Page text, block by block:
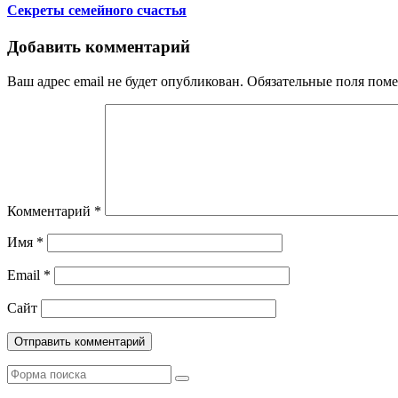
Секреты семейного счастья
Добавить комментарий
Ваш адрес email не будет опубликован. Обязательные поля
Комментарий *
Имя *
Email *
Сайт
Поиск